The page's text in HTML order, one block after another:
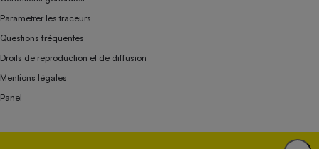
Paramétrer les traceurs
Questions fréquentes
Droits de reproduction et de diffusion
Mentions légales
Panel
Association indépendante de l’État, des syndicats, des producteurs et des